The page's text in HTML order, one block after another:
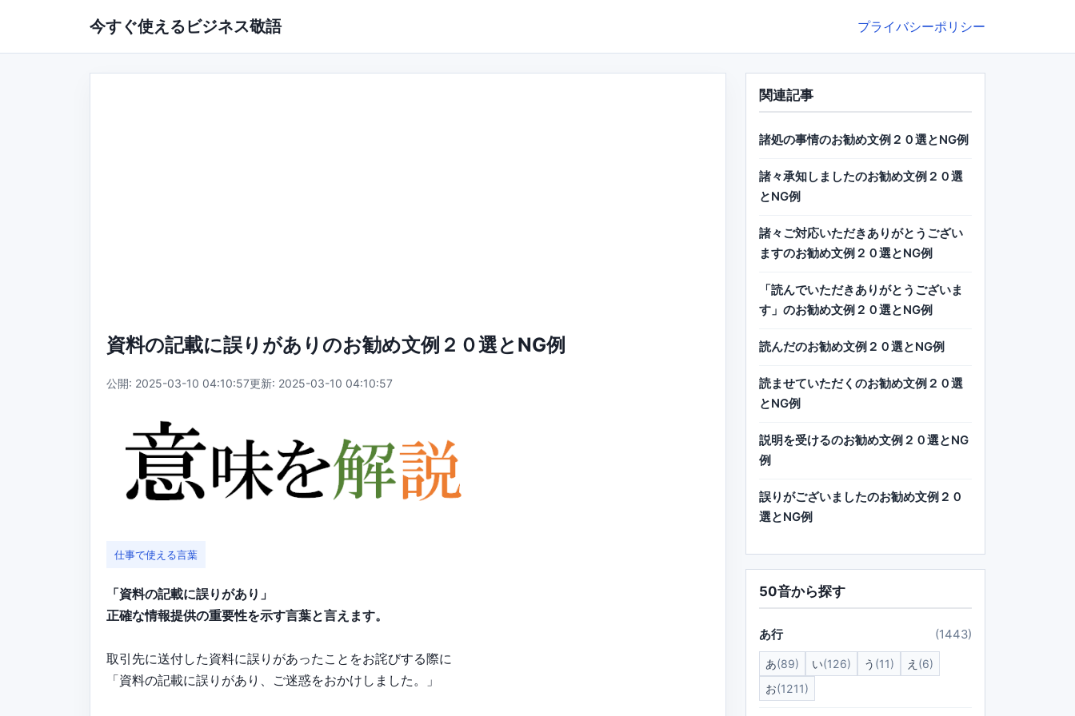
今すぐ使えるビジネス敬語 プライバシーポリシー
資料の記載に誤りがありのお勧め文例２０選とNG例
公開: 2025-03-10 04:10:57更新: 2025-03-10 04:10:57
仕事で使える言葉
「資料の記載に誤りがあり」
正確な情報提供の重要性を示す言葉と言えます。
取引先に送付した資料に誤りがあったことをお詫びする際に
「資料の記載に誤りがあり、ご迷惑をおかけしました。」
関連記事
諸処の事情のお勧め文例２０選とNG例
諸々承知しましたのお勧め文例２０選
とNG例
諸々ご対応いただきありがとうござい
ますのお勧め文例２０選とNG例
「読んでいただきありがとうございま
す」のお勧め文例２０選とNG例
読んだのお勧め文例２０選とNG例
読ませていただくのお勧め文例２０選
とNG例
説明を受けるのお勧め文例２０選とNG
例
誤りがございましたのお勧め文例２０
選とNG例
50音から探す
あ行 (1443)
あ(89) い(126) う (11) え (6)
お(1211)